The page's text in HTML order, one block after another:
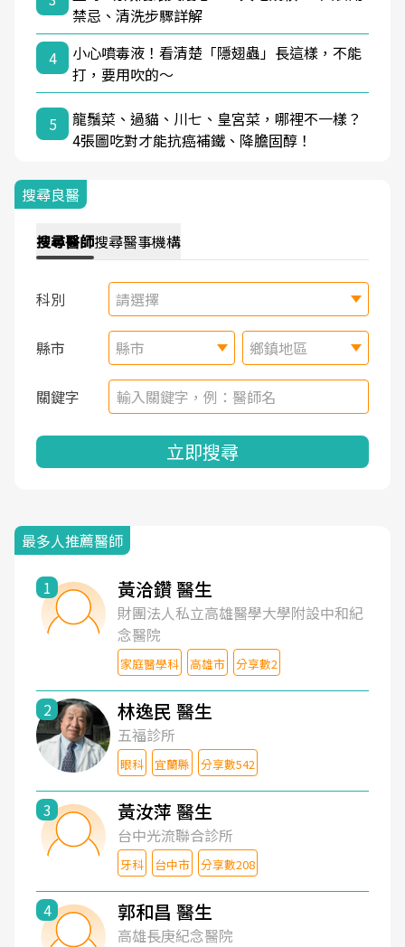
禁忌、清洗步驟詳解
4
小心噴毒液！看清楚「隱翅蟲」長這樣，不能
打，要用吹的～
5
龍鬚菜、過貓、川七、皇宮菜，哪裡不一樣？
4張圖吃對才能抗癌補鐵、降膽固醇！
搜尋良醫
搜尋醫師搜尋醫事機構
科別 請選擇
縣市 縣市 鄉鎮地區
關鍵字
立即搜尋
最多人推薦醫師
1 黃洽鑽 醫生
財團法人私立高雄醫學大學附設中和紀
念醫院
家庭醫學科 高雄市 分享數2
2 林逸民 醫生
五福診所
眼科 宜蘭縣 分享數542
3 黃汝萍 醫生
台中光流聯合診所
牙科 台中市 分享數208
4 郭和昌 醫生
高雄長庚紀念醫院